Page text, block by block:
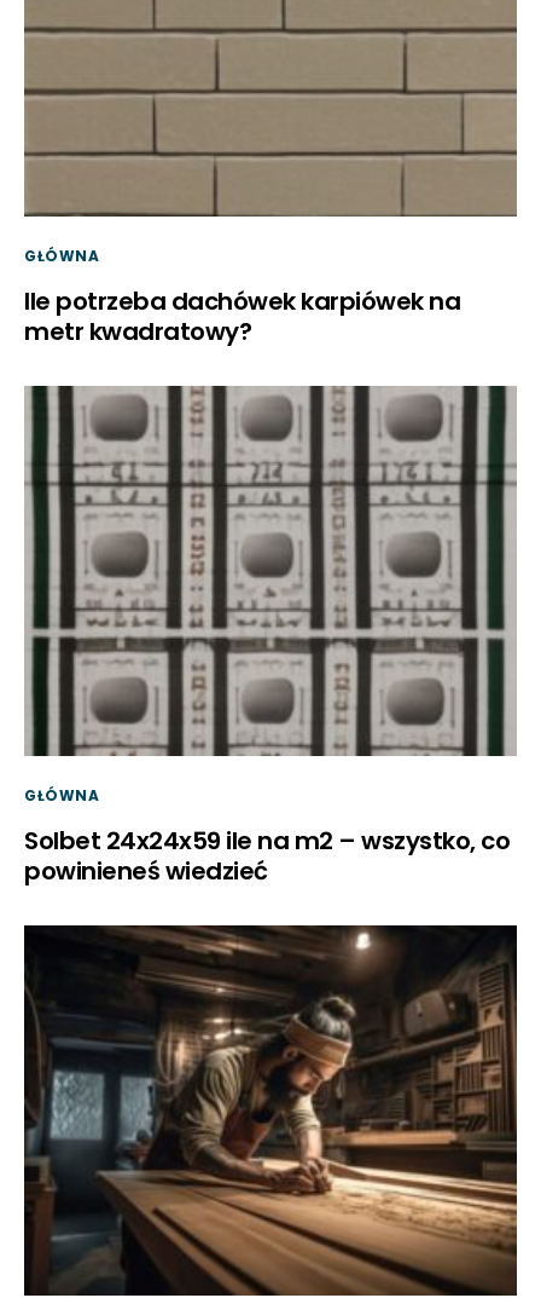
GŁÓWNA
Ile potrzeba dachówek karpiówek na
metr kwadratowy?
GŁÓWNA
Solbet 24x24x59 ile na m2 – wszystko, co
powinieneś wiedzieć